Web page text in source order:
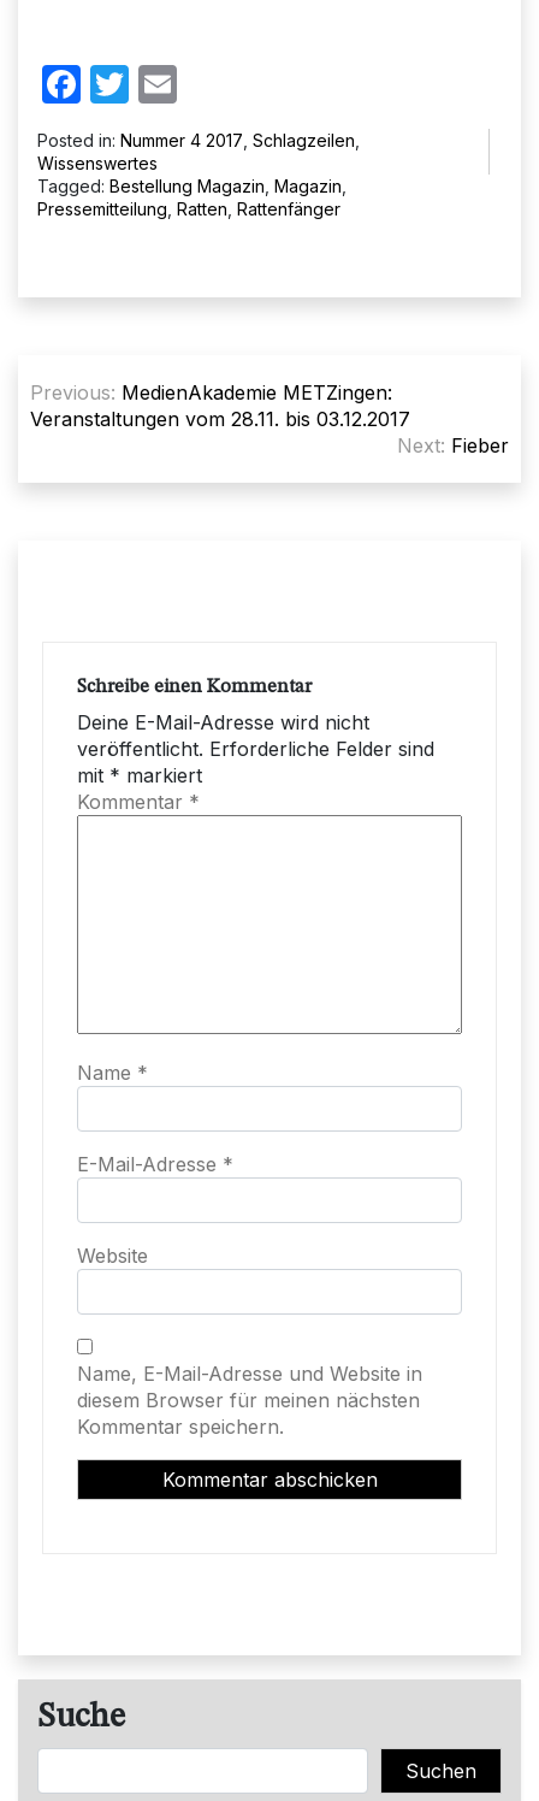
Facebook
Twitter
Posted in: Nummer 4 2017 Schlagzeilen
Wissenswertes
Tagged: Bestellung Magazin Magazin
Pressemitteilung Ratten Rattenfänger
Previous: MedienAkademie METZingen:
Veranstaltungen vom 28.11. bis 03.12.2017
Next: Fieber
Schreibe einen Kommentar
Deine E-Mail-Adresse wird nicht
veröffentlicht. Erforderliche Felder sind
mit * markiert
Kommentar *
Name *
E-Mail-Adresse *
Website
Name, E-Mail-Adresse und Website in
diesem Browser für meinen nächsten
Kommentar speichern.
Suche
Suchen Suchen